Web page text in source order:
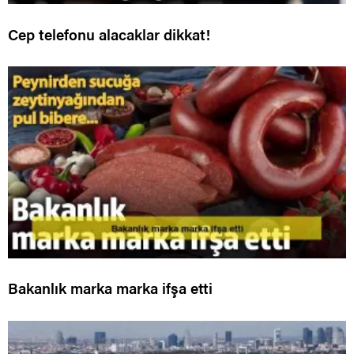
Cep telefonu alacaklar dikkat!
Bakanlık marka marka ifşa etti